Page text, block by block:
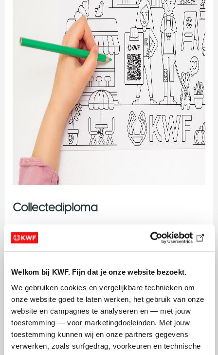
Welkom bij KWF. Fijn dat je onze website bezoekt.
We gebruiken cookies en vergelijkbare technieken om
onze website goed te laten werken, het gebruik van onze
website en campagnes te analyseren en — met jouw
toestemming — voor marketingdoeleinden. Met jouw
toestemming kunnen wij en onze partners gegevens
verwerken, zoals surfgedrag, voorkeuren en technische
Collectediploma
hang 'm boven je bed.
Spreekbeurt
We verzamelden allerlei weetjes over kanker, speciaal
voor iedereen die zijn spreekbeurt houdt over kanker
of het werk van KWF Kankerbestrijding. Daarnaast
hebben we allerlei handige materialen voor je